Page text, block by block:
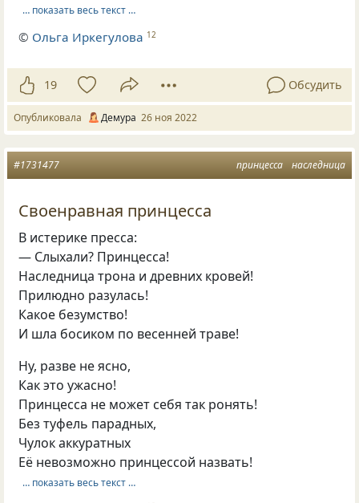
… показать весь текст …
© Ольга Иркегулова 12
19 Обсудить
Опубликовала Демура 26 ноя 2022
принцесса наследница
#1731477
Своенравная принцесса
В истерике пресса:
— Слыхали? Принцесса!
Наследница трона и древних кровей!
Прилюдно разулась!
Какое безумство!
И шла босиком по весенней траве!
Ну, разве не ясно,
Как это ужасно!
Принцесса не может себя так ронять!
Без туфель парадных,
Чулок аккуратных
Её невозможно принцессой назвать!
… показать весь текст …